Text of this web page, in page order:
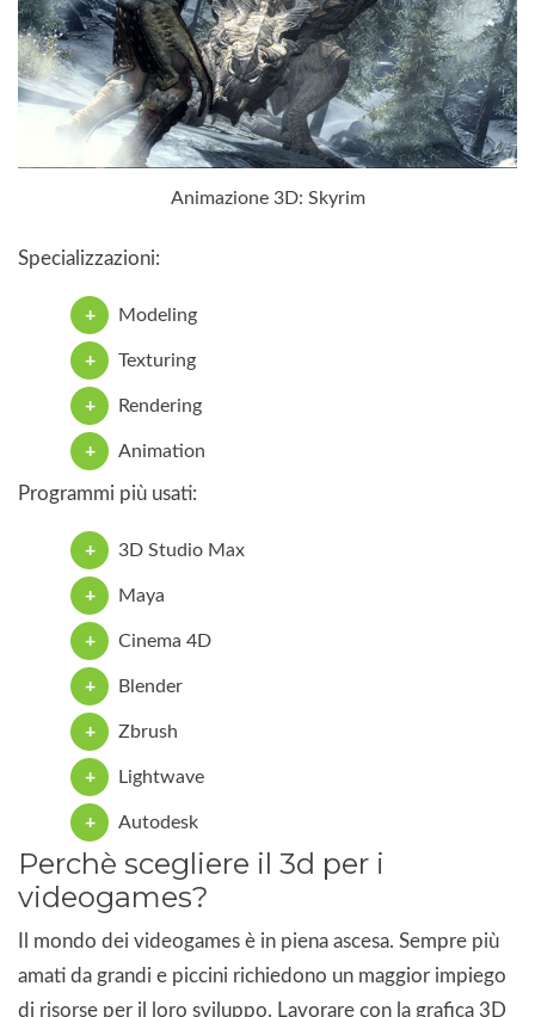
Animazione 3D: Skyrim
Specializzazioni:
Modeling
Texturing
Rendering
Animation
Programmi più usati:
3D Studio Max
Maya
Cinema 4D
Blender
Zbrush
Lightwave
Autodesk
Perchè scegliere il 3d per i
videogames?
Il mondo dei videogames è in piena ascesa. Sempre più
amati da grandi e piccini richiedono un maggior impiego
di risorse per il loro sviluppo. Lavorare con la grafica 3D